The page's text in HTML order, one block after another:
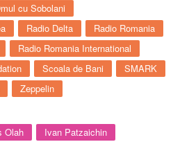
cu Sobolani
Radio Delta
Radio Romania
Radio Romania International
Scoala de Bani
SMARK
Zeppelin
Olah
Ivan Patzaichin